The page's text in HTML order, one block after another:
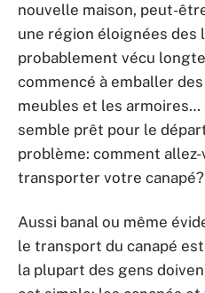
nouvelle maison, peut-
une région éloignées des
probablement vécu
commencé à emballer
meubles et les
semble prêt pour le
problème: comment
transporter votre canapé?
Aussi banal ou même
le transport du canapé
la plupart des gens